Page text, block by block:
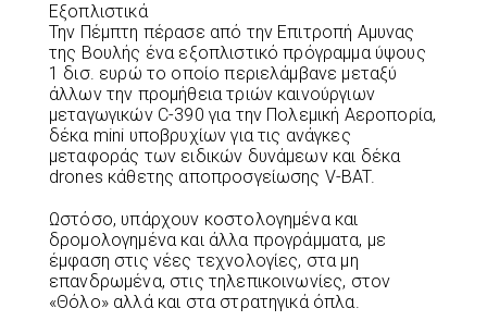
Εξοπλιστικά
Την Πέμπτη πέρασε από την Επιτροπή Αμυνας
της Βουλής ένα εξοπλιστικό πρόγραμμα ύψους
1 δισ. ευρώ το οποίο περιελάμβανε μεταξύ
άλλων την προμήθεια τριών καινούργιων
μεταγωγικών C-390 για την Πολεμική Αεροπορία,
δέκα mini υποβρυχίων για τις ανάγκες
μεταφοράς των ειδικών δυνάμεων και δέκα
drones κάθετης αποπροσγείωσης V-BAT.
Ωστόσο, υπάρχουν κοστολογημένα και
δρομολογημένα και άλλα προγράμματα, με
έμφαση στις νέες τεχνολογίες, στα μη
επανδρωμένα, στις τηλεπικοινωνίες, στον
«Θόλο» αλλά και στα στρατηγικά όπλα.